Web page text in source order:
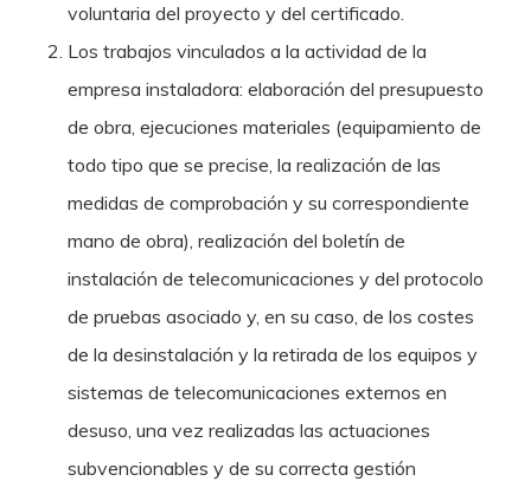
voluntaria del proyecto y del certificado.
Los trabajos vinculados a la actividad de la
empresa instaladora: elaboración del presupuesto
de obra, ejecuciones materiales (equipamiento de
todo tipo que se precise, la realización de las
medidas de comprobación y su correspondiente
mano de obra), realización del boletín de
instalación de telecomunicaciones y del protocolo
de pruebas asociado y, en su caso, de los costes
de la desinstalación y la retirada de los equipos y
sistemas de telecomunicaciones externos en
desuso, una vez realizadas las actuaciones
subvencionables y de su correcta gestión